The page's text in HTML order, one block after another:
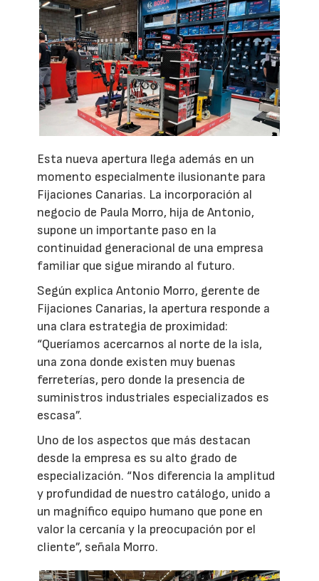
Esta nueva apertura llega además en un
momento especialmente ilusionante para
Fijaciones Canarias. La incorporación al
negocio de Paula Morro, hija de Antonio,
supone un importante paso en la
continuidad generacional de una empresa
familiar que sigue mirando al futuro.
Según explica Antonio Morro, gerente de
Fijaciones Canarias, la apertura responde a
una clara estrategia de proximidad:
“Queríamos acercarnos al norte de la isla,
una zona donde existen muy buenas
ferreterías, pero donde la presencia de
suministros industriales especializados es
escasa”.
Uno de los aspectos que más destacan
desde la empresa es su alto grado de
especialización. “Nos diferencia la amplitud
y profundidad de nuestro catálogo, unido a
un magnífico equipo humano que pone en
valor la cercanía y la preocupación por el
cliente”, señala Morro.